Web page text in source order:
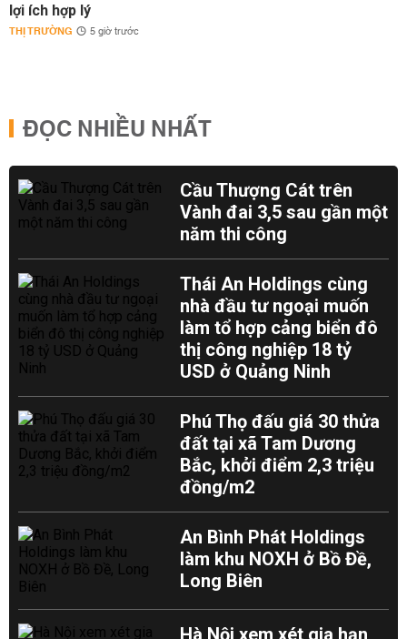
lợi ích hợp lý
THỊ TRƯỜNG 5 giờ trước
ĐỌC NHIỀU NHẤT
Cầu Thượng Cát trên
Vành đai 3,5 sau gần một
năm thi công
Thái An Holdings cùng
nhà đầu tư ngoại muốn
làm tổ hợp cảng biển đô
thị công nghiệp 18 tỷ
USD ở Quảng Ninh
Phú Thọ đấu giá 30 thửa
đất tại xã Tam Dương
Bắc, khởi điểm 2,3 triệu
đồng/m2
An Bình Phát Holdings
làm khu NOXH ở Bồ Đề,
Long Biên
Hà Nội xem xét gia hạn